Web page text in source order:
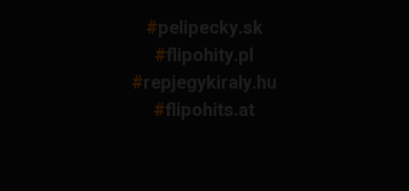
#pelipecky.sk
#flipohity.pl
#repjegykiraly.hu
#flipohits.at